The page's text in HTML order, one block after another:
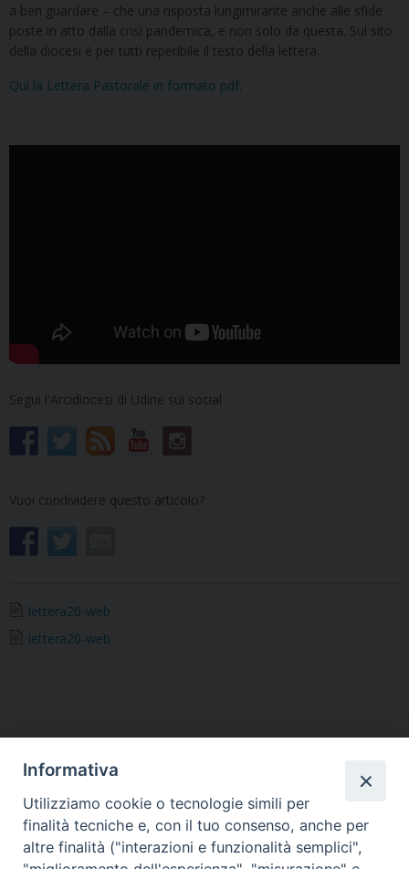
a ben guardare – che una risposta lungimirante anche alle sfide
poste in atto dalla crisi pandemica, e non solo da questa. Sul sito
della diocesi è per tutti reperibile il testo della lettera.
Qui la Lettera Pastorale in formato pdf
Segui l'Arcidiocesi di Udine sui social
Vuoi condividere questo articolo?
lettera20-web
lettera20-web
domenica la Santa Messa in
diretta su Telefriuli per
quanti non possono recarsi
in chiesa
Signore
Informativa
Utilizziamo cookie o tecnologie simili per
finalità tecniche e, con il tuo consenso, anche per
altre finalità ("interazioni e funzionalità semplici",